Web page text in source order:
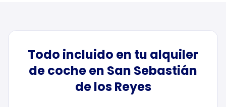
Todo incluido en tu alquiler
decocheen San Sebastián
de los Reyes